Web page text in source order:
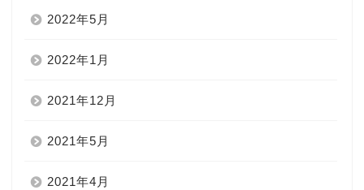
2022年5月
2022年1月
2021年12月
2021年5月
2021年4月